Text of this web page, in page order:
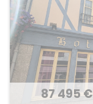
87 495 €